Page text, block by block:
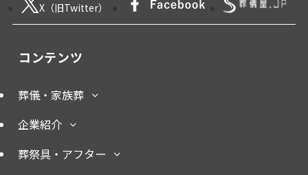
X（旧Twitter）
コンテンツ
葬儀・家族葬
企業紹介
葬祭具・アフター